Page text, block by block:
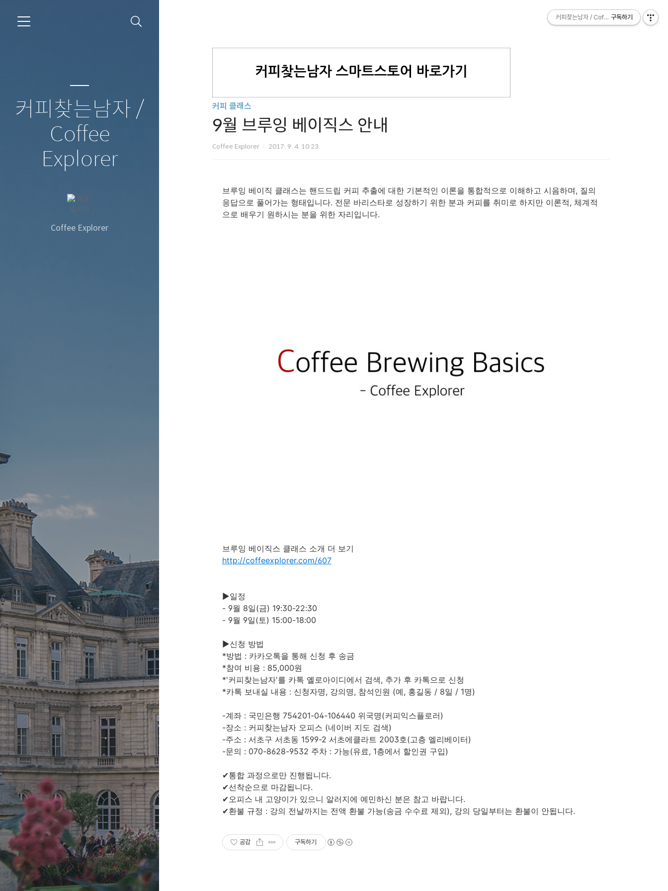
커피찾는남자 /
Coffee
Explorer
Coffee Explorer
커피찾는남자 / Coffee Explorer
구독하기
커피 클래스
9월 브루잉 베이직스 안내
Coffee Explorer 2017. 9. 4. 10:23
브루잉 베이직 클래스는 핸드드립 커피 추출에 대한 기본적인 이론을 통합적으로 이해하고 시음하며, 질의
응답으로 풀어가는 형태입니다. 전문 바리스타로 성장하기 위한 분과 커피를 취미로 하지만 이론적, 체계적
으로 배우기 원하시는 분을 위한 자리입니다.
브루잉 베이직스 클래스 소개 더 보기
http://coffeexplorer.com/607
►일정
- 9월 8일(금) 19:30-22:30
- 9월 9일(토) 15:00-18:00
►신청 방법
*방법 : 카카오톡을 통해 신청 후 송금
*참여 비용 : 85,000원
*'커피찾는남자'를 카톡 옐로아이디에서 검색, 추가 후 카톡으로 신청
*카톡 보내실 내용 : 신청자명, 강의명, 참석인원 (예, 홍길동 / 8일 / 1명)
-계좌 : 국민은행 754201-04-106440 위국명(커피익스플로러)
-장소 : 커피찾는남자 오피스 (네이버 지도 검색)
-주소 : 서초구 서초동 1599-2 서초에클라트 2003호(고층 엘리베이터)
-문의 : 070-8628-9532 주차 : 가능(유료, 1층에서 할인권 구입)
✔︎통합 과정으로만 진행됩니다.
✔︎선착순으로 마감됩니다.
✔︎오피스 내 고양이가 있으니 알러지에 예민하신 분은 참고 바랍니다.
✔︎환불 규정 : 강의 전날까지는 전액 환불 가능(송금 수수료 제외), 강의 당일부터는 환불이 안됩니다.
공감 구독하기
커피찾는남자 / Coffee Explorer
구독하기